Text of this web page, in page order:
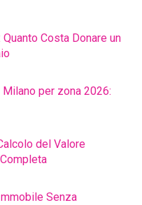
Costa Donare un
per zona 2026:
del Valore
Senza